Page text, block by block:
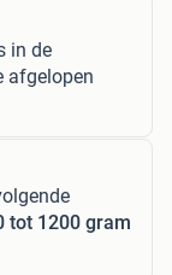
in de
afgelopen
tot 1200 gram